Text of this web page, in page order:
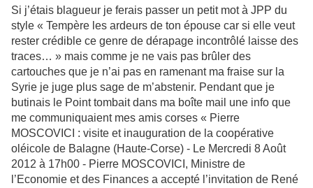
Si j’étais blagueur je ferais passer un petit mot à JPP du
style « Tempère les ardeurs de ton épouse car si elle veut
rester crédible ce genre de dérapage incontrôlé laisse des
traces… » mais comme je ne vais pas brûler des
cartouches que je n’ai pas en ramenant ma fraise sur la
Syrie je juge plus sage de m’abstenir. Pendant que je
butinais le Point tombait dans ma boîte mail une info que
me communiquaient mes amis corses « Pierre
MOSCOVICI : visite et inauguration de la coopérative
oléicole de Balagne (Haute-Corse) - Le Mercredi 8 Août
2012 à 17h00 - Pierre MOSCOVICI, Ministre de
l’Economie et des Finances a accepté l’invitation de René